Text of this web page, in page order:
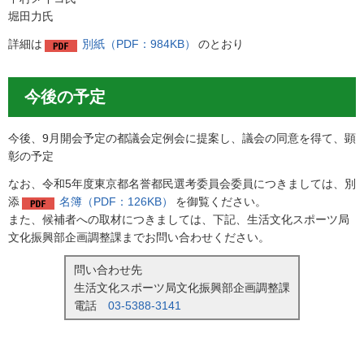
堀田力氏
詳細は 別紙（PDF：984KB） のとおり
今後の予定
今後、9月開会予定の都議会定例会に提案し、議会の同意を得て、顕
彰の予定
なお、令和5年度東京都名誉都民選考委員会委員につきましては、別
添
名簿（PDF：126KB）
を御覧ください。
また、候補者への取材につきましては、下記、生活文化スポーツ局
文化振興部企画調整課までお問い合わせください。
問い合わせ先
生活文化スポーツ局文化振興部企画調整課
電話 03-5388-3141